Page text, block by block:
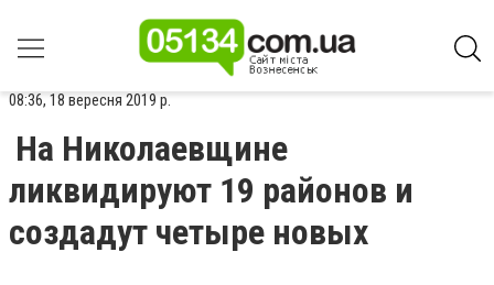
08:36, 18 вересня 2019 р.
На Николаевщине
ликвидируют 19 районов и
создадут четыре новых